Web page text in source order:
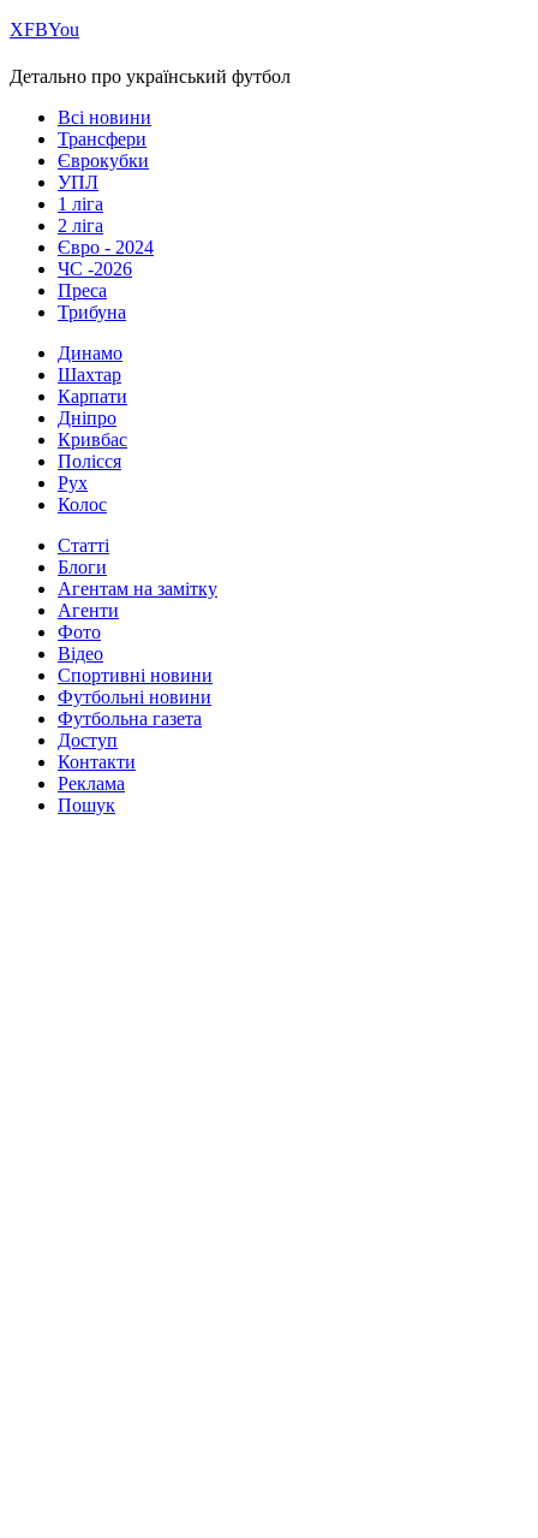
ХFBYou
Детально про український футбол
Всі новини
Трансфери
Єврокубки
УПЛ
1 ліга
2 ліга
Євро - 2024
ЧС -2026
Преса
Трибуна
Динамо
Шахтар
Карпати
Дніпро
Кривбас
Полісся
Рух
Колос
Статті
Блоги
Агентам на замітку
Агенти
Фото
Відео
Спортивні новини
Футбольні новини
Футбольна газета
Доступ
Контакти
Реклама
Пошук